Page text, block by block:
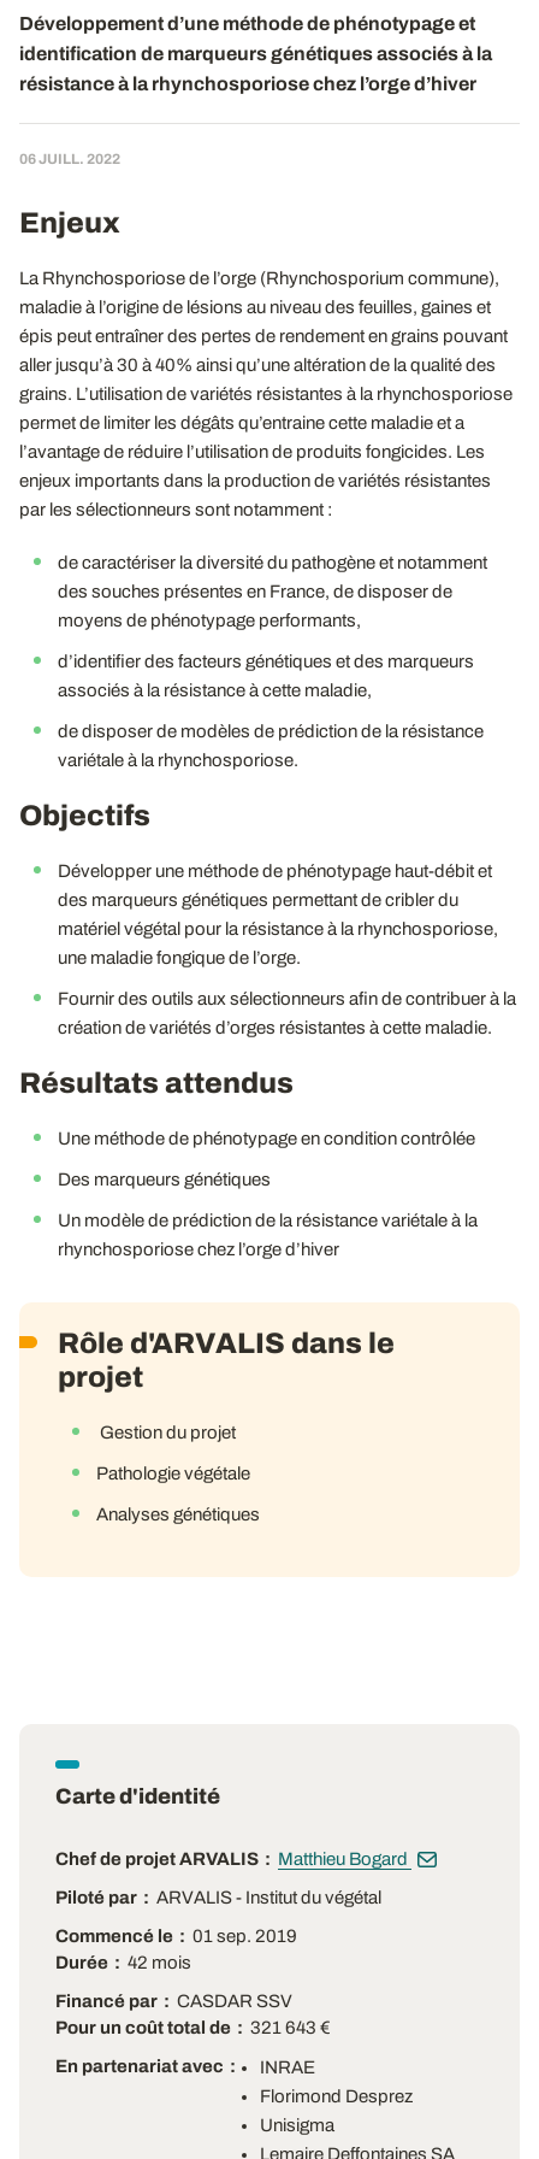
Développement d’une méthode de phénotypage et
identification de marqueurs génétiques associés à la
résistance à la rhynchosporiose chez l’orge d’hiver
06 JUILL. 2022
Enjeux
La Rhynchosporiose de l’orge (Rhynchosporium commune),
maladie à l’origine de lésions au niveau des feuilles, gaines et
épis peut entraîner des pertes de rendement en grains pouvant
aller jusqu’à 30 à 40% ainsi qu’une altération de la qualité des
grains. L’utilisation de variétés résistantes à la rhynchosporiose
permet de limiter les dégâts qu’entraine cette maladie et a
l’avantage de réduire l’utilisation de produits fongicides. Les
enjeux importants dans la production de variétés résistantes
par les sélectionneurs sont notamment :
de caractériser la diversité du pathogène et notamment
des souches présentes en France, de disposer de
moyens de phénotypage performants,
d’identifier des facteurs génétiques et des marqueurs
associés à la résistance à cette maladie,
de disposer de modèles de prédiction de la résistance
variétale à la rhynchosporiose.
Objectifs
Développer une méthode de phénotypage haut-débit et
des marqueurs génétiques permettant de cribler du
matériel végétal pour la résistance à la rhynchosporiose,
une maladie fongique de l’orge.
Fournir des outils aux sélectionneurs afin de contribuer à la
création de variétés d’orges résistantes à cette maladie.
Résultats attendus
Une méthode de phénotypage en condition contrôlée
Des marqueurs génétiques
Un modèle de prédiction de la résistance variétale à la
rhynchosporiose chez l’orge d’hiver
Rôle d'ARVALIS dans le
projet
Gestion du projet
Pathologie végétale
Analyses génétiques
Carte d'identité
Chef de projet ARVALIS
Matthieu Bogard
Piloté par
ARVALIS - Institut du végétal
Commencé le
01 sep. 2019
Durée
42 mois
Financé par
CASDAR SSV
Pour un coût total de
321 643 €
En partenariat avec
INRAE
Florimond Desprez
Unisigma
Lemaire Deffontaines SA